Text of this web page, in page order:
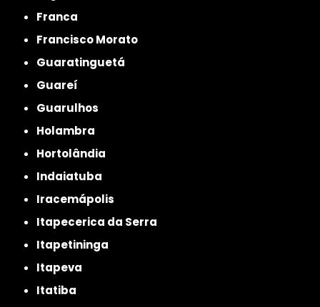
Franca
Francisco Morato
Guaratinguetá
Guareí
Guarulhos
Holambra
Hortolândia
Indaiatuba
Iracemápolis
Itapecerica da Serra
Itapetininga
Itapeva
Itatiba